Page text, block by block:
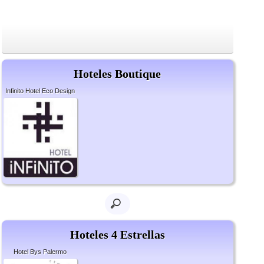
Hoteles Boutique
Infinito Hotel Eco Design
Hoteles 4 Estrellas
Hotel Bys Palermo